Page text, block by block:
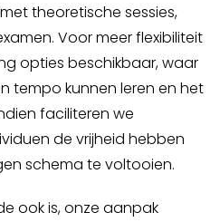
theoretische sessies,
Voor meer flexibiliteit
opties beschikbaar, waar
tempo kunnen leren en het
faciliteren we
de vrijheid hebben
schema te voltooien.
ook is, onze aanpak